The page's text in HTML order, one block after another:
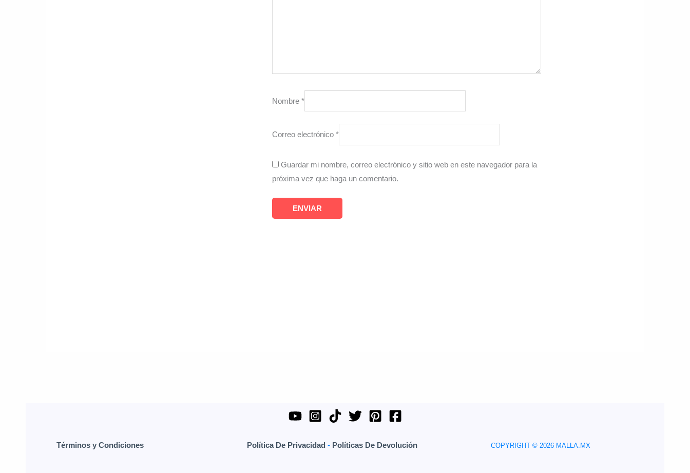
Nombre *
Correo electrónico *
Guardar mi nombre, correo electrónico y sitio web en este navegador para la
próxima vez que haga un comentario.
Términos y Condiciones Política De Privacidad - Políticas De Devolución COPYRIGHT © 2026 MALLA.MX